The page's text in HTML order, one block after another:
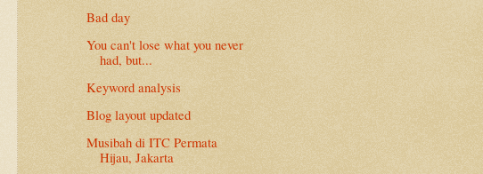
Bad day
You can't lose what you never
had, but...
Keyword analysis
Blog layout updated
Musibah di ITC Permata
Hijau, Jakarta